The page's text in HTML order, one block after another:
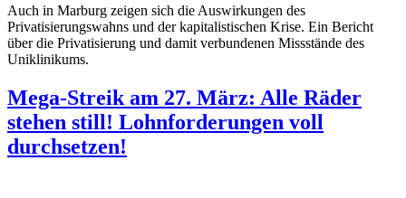
Auch in Marburg zeigen sich die Auswirkungen des
Privatisierungswahns und der kapitalistischen Krise. Ein Bericht
über die Privatisierung und damit verbundenen Missstände des
Uniklinikums.
Mega-Streik am 27. März: Alle Räder
stehen still! Lohnforderungen voll
durchsetzen!